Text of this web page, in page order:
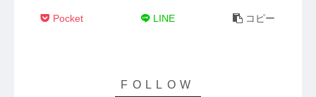
Pocket LINE コピー